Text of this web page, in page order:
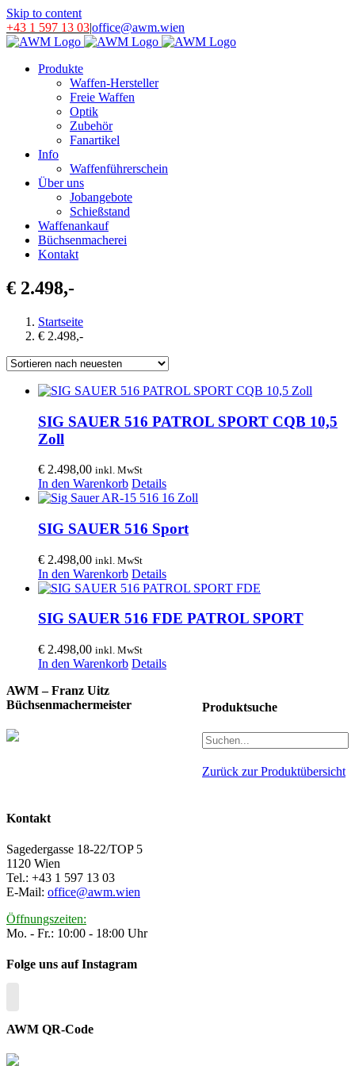
Skip to content
+43 1 597 13 03|office@awm.wien
Produkte
Waffen-Hersteller
Freie Waffen
Optik
Zubehör
Fanartikel
Info
Waffenführerschein
Über uns
Jobangebote
Schießstand
Waffenankauf
Büchsenmacherei
Kontakt
€ 2.498,-
Startseite
€ 2.498,-
SIG SAUER 516 PATROL SPORT CQB 10,5
Zoll
€ 2.498,00 inkl. MwSt
In den Warenkorb Details
SIG SAUER 516 Sport
€ 2.498,00 inkl. MwSt
In den Warenkorb Details
SIG SAUER 516 FDE PATROL SPORT
€ 2.498,00 inkl. MwSt
In den Warenkorb Details
Produktsuche
Zurück zur Produktübersicht
AWM – Franz Uitz
Büchsenmachermeister
Kontakt
Sagedergasse 18-22/TOP 5
1120 Wien
Tel.: +43 1 597 13 03
E-Mail: office@awm.wien
Öffnungszeiten:
Mo. - Fr.: 10:00 - 18:00 Uhr
Folge uns auf Instagram
AWM QR-Code